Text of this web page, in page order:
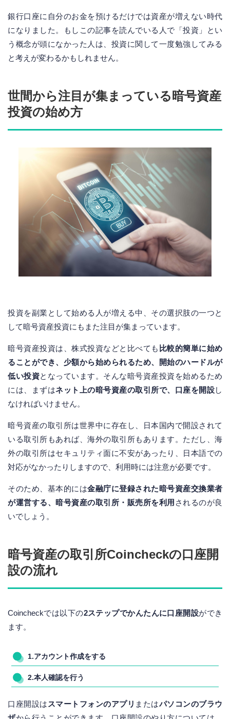
銀行口座に自分のお金を預けるだけでは資産が増えない時代
になりました。もしこの記事を読んでいる人で「投資」とい
う概念が頭になかった人は、投資に関して一度勉強してみる
と考えが変わるかもしれません。
世間から注目が集まっている暗号資産
投資の始め方
投資を副業として始める人が増える中、その選択肢の一つと
して暗号資産投資にもまた注目が集まっています。
暗号資産投資は、株式投資などと比べても 比較的簡単に始め
ることができ、少額から始められるため、開始のハードルが
低い投資となっています。そんな暗号資産投資を始めるため
には、まずはネット上の暗号資産の取引所で、口座を開設し
なければいけません。
暗号資産の取引所は世界中に存在し、日本国内で開設されて
いる取引所もあれば、海外の取引所もあります。ただし、海
外の取引所はセキュリティ面に不安があったり、日本語での
対応がなかったりしますので、利用時には注意が必要です。
そのため、基本的には金融庁に登録された暗号資産交換業者
が運営する、暗号資産の取引所・販売所を利用 されるのが良
いでしょう。
暗号資産の取引所Coincheckの口座開
設の流れ
Coincheckでは以下の2ステップでかんたんに口座開設ができ
ます。
1.アカウント作成をする
2.本人確認を行う
口座開設は スマートフォンのアプリ またはパソコンのブラウ